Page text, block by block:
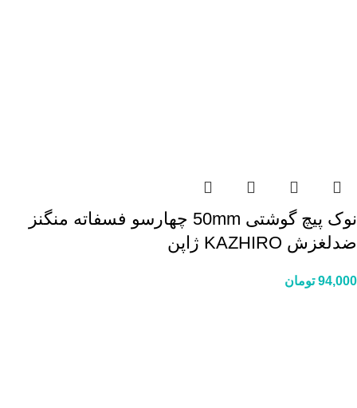
نوک پیچ گوشتی 50mm چهارسو فسفاته منگنز
ضدلغزش KAZHIRO ژاپن
94,000 تومان